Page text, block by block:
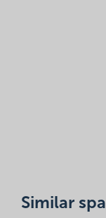
Similar spa